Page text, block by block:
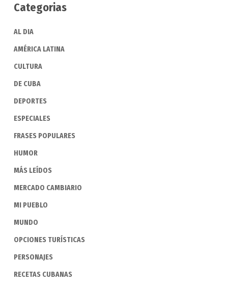
Categorias
AL DIA
AMÉRICA LATINA
CULTURA
DE CUBA
DEPORTES
ESPECIALES
FRASES POPULARES
HUMOR
MÁS LEÍDOS
MERCADO CAMBIARIO
MI PUEBLO
MUNDO
OPCIONES TURÍSTICAS
PERSONAJES
RECETAS CUBANAS